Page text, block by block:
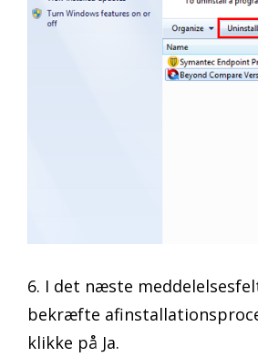
6. I det næste
bekræfte
klikke på Ja.